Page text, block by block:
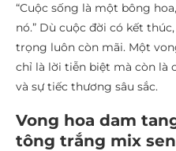
“Cuộc sống là một bông
nó.” Dù cuộc đời có kết
trọng luôn còn mãi. Một
chỉ là lời tiễn biệt mà còn là
và sự tiếc thương sâu sắc.
Vong hoa dam
tông trắng mix